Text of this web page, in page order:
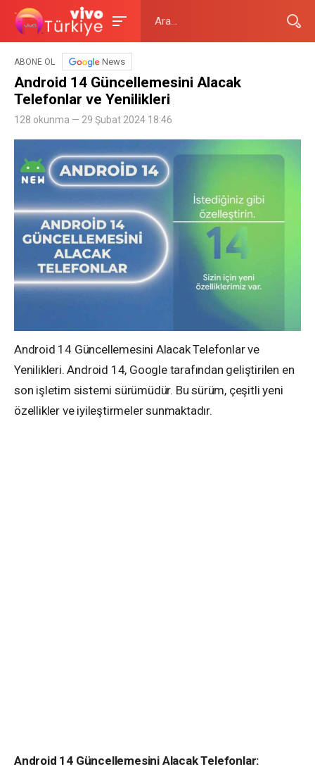
ABONE OL News
Android 14 Güncellemesini Alacak
Telefonlar ve Yenilikleri
128 okunma — 29 Şubat 2024 18:46
Android 14 Güncellemesini Alacak Telefonlar ve
Yenilikleri. Android 14, Google tarafından geliştirilen en
son işletim sistemi sürümüdür. Bu sürüm, çeşitli yeni
özellikler ve iyileştirmeler sunmaktadır.
Android 14 Güncellemesini Alacak Telefonlar: